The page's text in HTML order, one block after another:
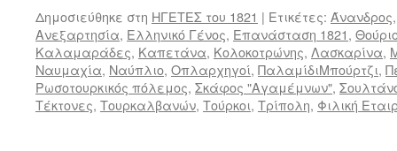
Δημοσιεύθηκε στη ΗΓΕΤΕΣ του 1821 | Ετικέτες: Άνανδρος
Ανεξαρτησία, Ελληνικό Γένος, Επανάσταση 1821,
Καλαμαράδες, Καπετάνα, Κολοκοτρώνης, Λασκαρίνα,
Ναυμαχία, Ναύπλιο, Οπλαρχηγοί, ΠαλαμίδιΜπούρτζι,
Ρωσοτουρκικός πόλεμος, Σκάφος "Αγαμέμνων",
Τέκτονες, Τουρκαλβανών, Τούρκοι, Τρίπολη, Φιλική